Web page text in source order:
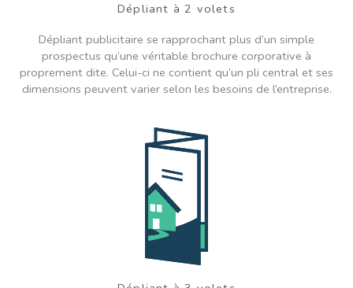
Dépliant à 2 volets
Dépliant publicitaire se rapprochant plus d’un simple
prospectus qu’une véritable brochure corporative à
proprement dite. Celui-ci ne contient qu’un pli central et ses
dimensions peuvent varier selon les besoins de l’entreprise.